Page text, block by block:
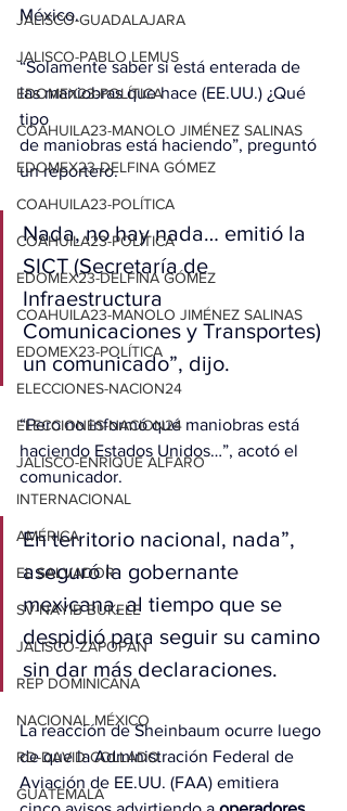
JALISCO-GUADALAJARA
JALISCO-PABLO LEMUS
EDOMEX23-POLÍTICA
COAHUILA23-MANOLO JIMÉNEZ SALINAS
EDOMEX23-DELFINA GÓMEZ
COAHUILA23-POLÍTICA
COAHUILA23-POLÍTICA
EDOMEX23-DELFINA GÓMEZ
COAHUILA23-MANOLO JIMÉNEZ SALINAS
EDOMEX23-POLÍTICA
ELECCIONES-NACION24
ELECCIONES-NACION24
JALISCO-ENRIQUE ALFARO
INTERNACIONAL
AMÉRICA
EL SALVADOR
SV-NAYIB BUKELE
JALISCO-ZAPOPAN
REP DOMINICANA
NACIONAL MÉXICO
RD-DAVID COLLADO
GUATEMALA
México.
“Solamente saber si está enterada de
las maniobras que hace (EE.UU.) ¿Qué
tipo
de maniobras está haciendo”, preguntó
un reportero.
Nada, no hay nada… emitió la
SICT (Secretaría de
Infraestructura
Comunicaciones y Transportes)
un comunicado”, dijo.
“Pero no informó qué maniobras está
haciendo Estados Unidos…”, acotó el
comunicador.
En territorio nacional, nada”,
aseguró la gobernante
mexicana, al tiempo que se
despidió para seguir su camino
sin dar más declaraciones.
La reacción de Sheinbaum ocurre luego
de que la Administración Federal de
Aviación de EE.UU. (FAA) emitiera